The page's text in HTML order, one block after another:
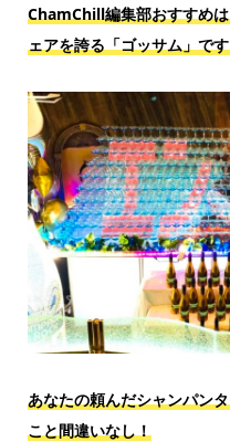
ChamChill編集部おすすめ
ェアを誇る「ゴッサム」で
あなたの頼んだシャンパン
こと間違いなし！